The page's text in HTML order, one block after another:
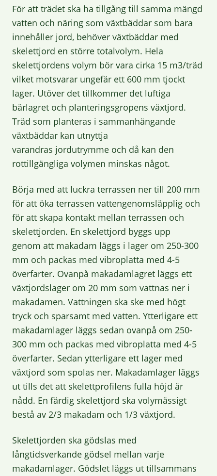
För att trädet ska ha tillgång till samma mängd
vatten och näring som växtbäddar som bara
innehåller jord, behöver växtbäddar med
skelettjord en större totalvolym. Hela
skelettjordens volym bör vara cirka 15 m3/träd
vilket motsvarar ungefär ett 600 mm tjockt
lager. Utöver det tillkommer det luftiga
bärlagret och planteringsgropens växtjord.
Träd som planteras i sammanhängande
växtbäddar kan utnyttja
varandras jordutrymme och då kan den
rottillgängliga volymen minskas något.
Börja med att luckra terrassen ner till 200 mm
för att öka terrassen vattengenomsläpplig och
för att skapa kontakt mellan terrassen och
skelettjorden. En skelettjord byggs upp
genom att makadam läggs i lager om 250-300
mm och packas med vibroplatta med 4-5
överfarter. Ovanpå makadamlagret läggs ett
växtjordslager om 20 mm som vattnas ner i
makadamen. Vattningen ska ske med högt
tryck och sparsamt med vatten. Ytterligare ett
makadamlager läggs sedan ovanpå om 250-
300 mm och packas med vibroplatta med 4-5
överfarter. Sedan ytterligare ett lager med
växtjord som spolas ner. Makadamlager läggs
ut tills det att skelettprofilens fulla höjd är
nådd. En färdig skelettjord ska volymässigt
bestå av 2/3 makadam och 1/3 växtjord.
Skelettjorden ska gödslas med
långtidsverkande gödsel mellan varje
makadamlager. Gödslet läggs ut tillsammans